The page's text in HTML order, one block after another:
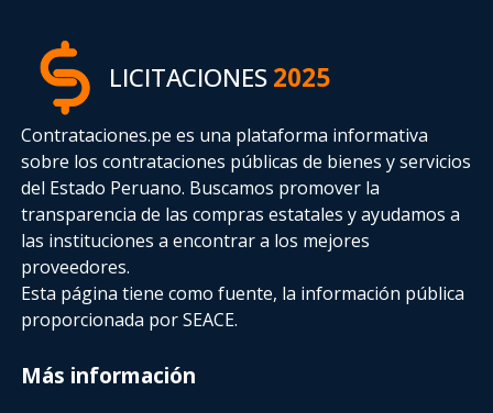
LICITACIONES2025
Contrataciones.pe es una plataforma informativa
sobre los contrataciones públicas de bienes y servicios
del Estado Peruano. Buscamos promover la
transparencia de las compras estatalesy ayudamos a
las instituciones a encontrar a los mejores
proveedores.
Esta página tiene como fuente, la información pública
proporcionada por SEACE.
Más información